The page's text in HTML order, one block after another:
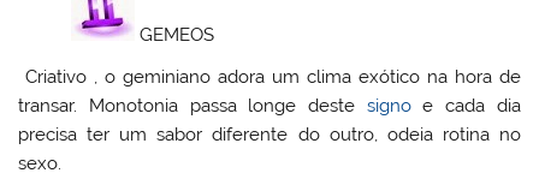
GEMEOS
Criativo , o geminiano adora um clima exótico na hora de
transar. Monotonia passa longe deste signoe cada dia
precisa ter um sabor diferente do outro, odeia rotina no
sexo.